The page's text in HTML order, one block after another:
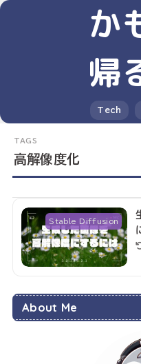
か
帰
Tech
高解像度化
Stable Diffusion
About Me